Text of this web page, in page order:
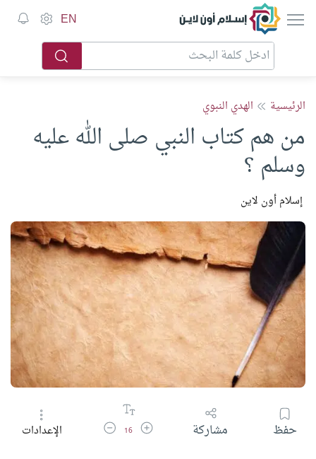
إسلام أون لاين EN
الرئيسية الهدي النبوي
من هم كتاب النبي صلى الله عليه
وسلم ؟
إسلام أون لاين
حفظ مشاركة زيادة حجم الخط
16 تقليل حجم الخطالإعدادات